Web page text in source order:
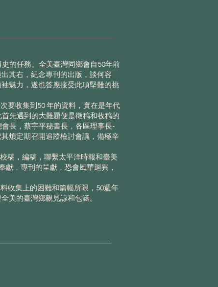
的任務。全美臺灣同鄉會自50年前
其右，紀念專刊的出版，談何容
魅力，遂也答應接受此項堅難的挑
要收集到50 年的資料，實在是年代
先遇到的大難題便是徵稿和收稿的
長，蔡宇平秘書長，各區理事長-
煩定期召開追蹤檢討會議，備極辛
稿，編稿，聯繫太平洋時報和臺美
獻，專刊的呈獻，恐會風華迴異，
收集上的困難和篇幅所限，50週年
美的臺灣鄉親見諒和包涵。